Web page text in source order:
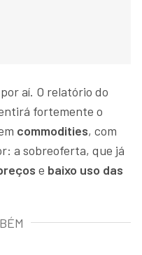
aí. O relatório do
fortemente o
commodities, com
a sobreoferta, que já
e baixo uso das